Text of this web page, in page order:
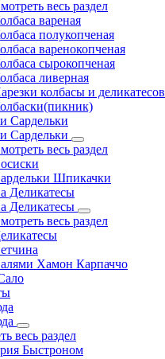
весь раздел
вареная
полукопченая
варенокопченая
сырокопченая
ливерная
колбасы и деликатесов
Сардельки
Сардельки
весь раздел
Шпикачки
Деликатесы
Деликатесы
весь раздел
Хамон Карпаччо
весь раздел
Быстроном